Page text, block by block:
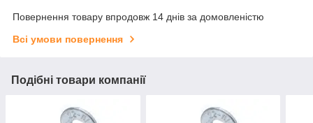
Повернення товару впродовж 14 днів за домовленістю
Всі умови повернення
Подібні товари компанії